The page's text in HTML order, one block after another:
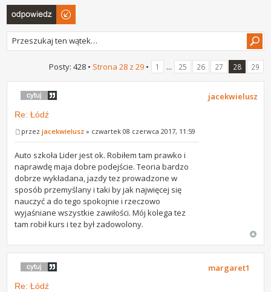
Odpowiedz
Posty: 428 • Strona 28z 29• 1 ... 25 26 27 28 29
Re: Łódź
przezjacekwielusz » czwartek 08 czerwca 2017, 11:59
Auto szkoła Lider jest ok. Robiłem tam prawko i
naprawdę maja dobre podejście. Teoria bardzo
dobrze wykładana, jazdy tez prowadzone w
sposób przemyślany i taki by jak najwięcej się
nauczyć a do tego spokojnie i rzeczowo
wyjaśniane wszystkie zawiłości. Mój kolega tez
tam robił kurs i tez był zadowolony.
jacekwielusz
Re: Łódź
margaret1